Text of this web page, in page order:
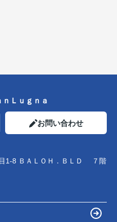
Ｌｕｇｎａ
お問い合わせ
1-8 ＢＡＬＯＨ．ＢＬＤ ７階